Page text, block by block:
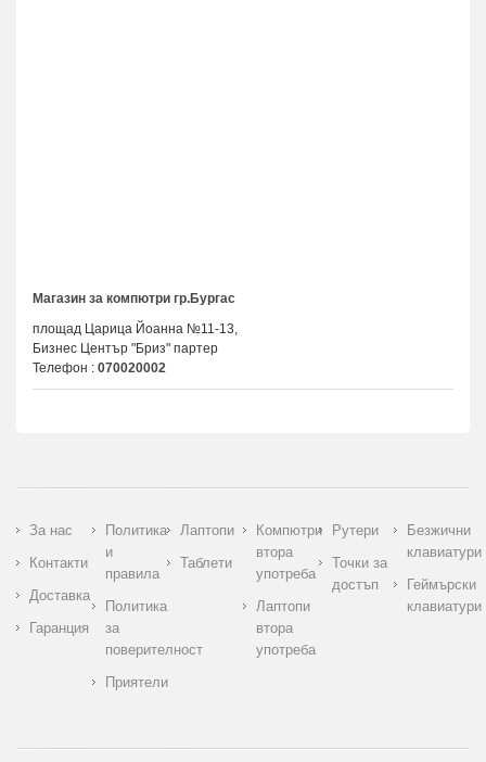
Магазин за компютри гр.Бургас
площад Царица Йоанна №11-13,
Бизнес Център "Бриз" партер
Телефон : 070020002
За нас
Контакти
Доставка
Гаранция
Политика
и
правила
Политика
за
поверителност
Приятели
Лаптопи
Таблети
Компютри
втора
употреба
Лаптопи
втора
употреба
Рутери
Точки за
достъп
Безжични
клавиатури
Геймърски
клавиатури